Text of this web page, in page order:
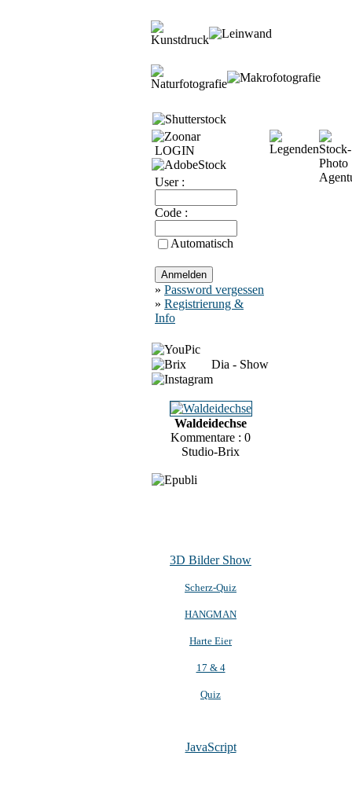
LOGIN
User :
Code :
Automatisch
» Password vergessen
» Registrierung &
Info
Dia - Show
Waldeidechse
Kommentare : 0
Studio-Brix
3D Bilder Show
Scherz-Quiz
HANGMAN
Harte Eier
17 & 4
Quiz
JavaScript